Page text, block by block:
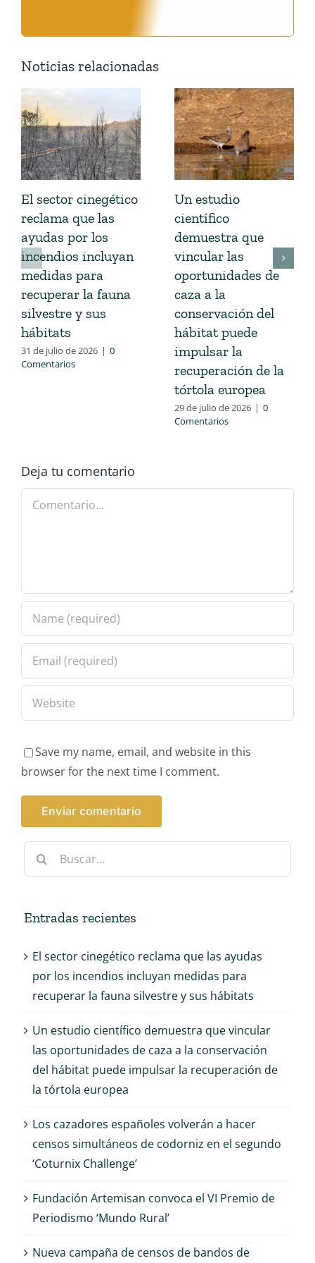
Noticias relacionadas
El sector cinegético
reclama que las
ayudas por los
incendios incluyan
medidas para
recuperar la fauna
silvestre y sus
hábitats
31 de julio de 2026 | 0
Comentarios
Un estudio
científico
demuestra que
vincular las
oportunidades de
caza a la
conservación del
hábitat puede
impulsar la
recuperación de la
tórtola europea
29 de julio de 2026 | 0
Comentarios
Deja tu comentario
Comentario
Save my name, email, and website in this
browser for the next time I comment.
Buscar:
Entradas recientes
El sector cinegético reclama que las ayudas
por los incendios incluyan medidas para
recuperar la fauna silvestre y sus hábitats
Un estudio científico demuestra que vincular
las oportunidades de caza a la conservación
del hábitat puede impulsar la recuperación de
la tórtola europea
Los cazadores españoles volverán a hacer
censos simultáneos de codorniz en el segundo
‘Coturnix Challenge’
Fundación Artemisan convoca el VI Premio de
Periodismo ‘Mundo Rural’
Nueva campaña de censos de bandos de